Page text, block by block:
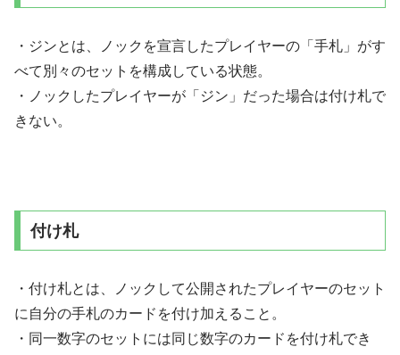
・ジンとは、ノックを宣言したプレイヤーの「手札」がす
べて別々のセットを構成している状態。
・ノックしたプレイヤーが「ジン」だった場合は付け札で
きない。
付け札
・付け札とは、ノックして公開されたプレイヤーのセット
に自分の手札のカードを付け加えること。
・同一数字のセットには同じ数字のカードを付け札でき